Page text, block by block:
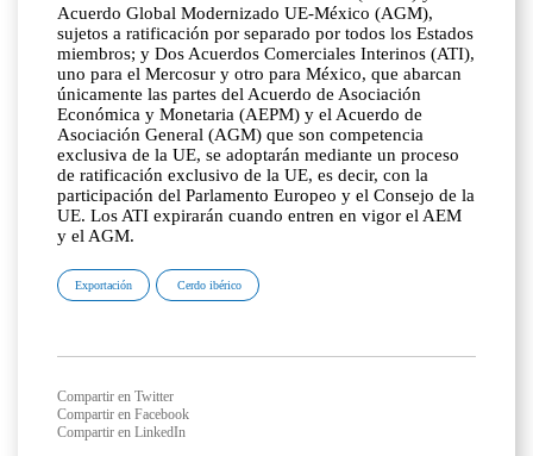
Acuerdo Global Modernizado UE-México (AGM),
sujetos a ratificación por separado por todos los Estados
miembros; y Dos Acuerdos Comerciales Interinos (ATI),
uno para el Mercosur y otro para México, que abarcan
únicamente las partes del Acuerdo de Asociación
Económica y Monetaria (AEPM) y el Acuerdo de
Asociación General (AGM) que son competencia
exclusiva de la UE, se adoptarán mediante un proceso
de ratificación exclusivo de la UE, es decir, con la
participación del Parlamento Europeo y el Consejo de la
UE. Los ATI expirarán cuando entren en vigor el AEM
y el AGM.
Exportación Cerdo ibérico
Compartir en Twitter
Compartir en Facebook
Compartir en LinkedIn